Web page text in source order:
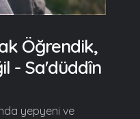
Öğrendik,
- Sa'düddîn
yepyeni ve